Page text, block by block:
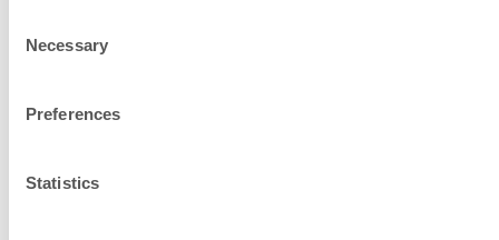
Selection
Necessary
Preferences
Statistics